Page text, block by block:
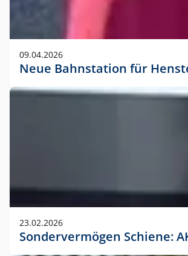
09.04.2026
Neue Bahnstation für
23.02.2026
Sondervermögen Schiene: